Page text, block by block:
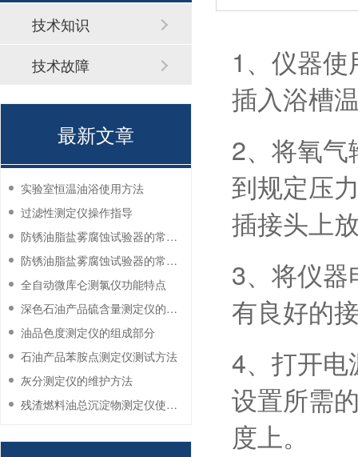
1、仪器
插入浴槽
2、将氧
到规定压
插接头上
3、将仪
有良好的
4、打开
设置所需
度上。
技术知识
技术故障
最新文章
实验室恒温油浴使用方法
过滤性测定仪操作指导
防锈油脂盐雾腐蚀试验器的常见故障与解决方法
防锈油脂盐雾腐蚀试验器的常见故障与解决方法
全自动微库仑测氯仪功能特点
深色石油产品硫含量测定仪的工作环境要求
油品色度测定仪的组成部分
石油产品苯胺点测定仪测试方法
灰分测定仪的维护方法
残渣燃料油总沉淀物测定仪使用注意事项